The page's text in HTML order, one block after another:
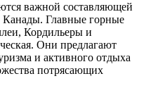
важной составляющей
Канады. Главные горные
Кордильеры и
Они предлагают
и активного отдыха
потрясающих